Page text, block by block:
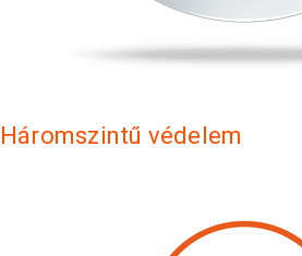
Háromszintű védelem